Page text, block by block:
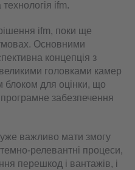
ifm.
ifm, поки ще
Основними
концепція з
головками камер
блоком для оцінки, що
забезпечення
важливо мати змогу
релевантні процеси,
перешкод і вантажів, і